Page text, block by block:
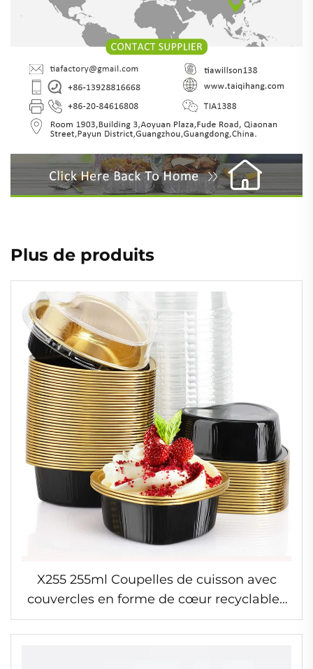
Plus de produits
X255 255ml Coupelles de cuisson avec
couvercles en forme de cœur recyclables
pour pâtisseries, desserts, flans, cupcakes,
tartes, ramequins en aluminium